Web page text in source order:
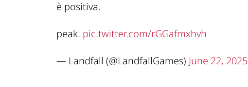
è positiva.
peak. pic.twitter.com/rGGafmxhvh
— Landfall (@LandfallGames) June 22, 2025